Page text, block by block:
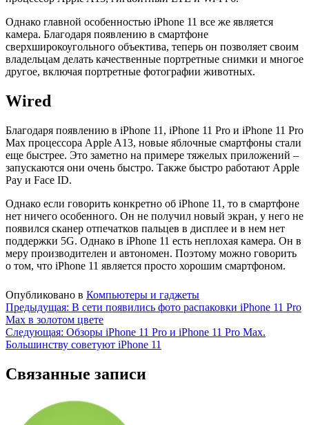
Однако главной особенностью iPhone 11 все же является
камера. Благодаря появлению в смартфоне
сверхширокоугольного объектива, теперь он позволяет своим
владельцам делать качественные портретные снимки и многое
другое, включая портретные фотографии животных.
Wired
Благодаря появлению в iPhone 11, iPhone 11 Pro и iPhone 11 Pro
Max процессора Apple A13, новые яблочные смартфоны стали
еще быстрее. Это заметно на примере тяжелых приложений –
запускаются они очень быстро. Также быстро работают Apple
Pay и Face ID.
Однако если говорить конкретно об iPhone 11, то в смартфоне
нет ничего особенного. Он не получил новый экран, у него не
появился сканер отпечатков пальцев в дисплее и в нем нет
поддержки 5G. Однако в iPhone 11 есть неплохая камера. Он в
меру производителен и автономен. Поэтому можно говорить
о том, что iPhone 11 является просто хорошим смартфоном.
Опубликовано в Компьютеры и гаджеты
Навигация
по
записям
Предыдущая: В сети появились фото распаковки iPhone 11 Pro
Max в золотом цвете
Следующая: Обзоры iPhone 11 Pro и iPhone 11 Pro Max.
Большинству советуют iPhone 11
Связанные записи